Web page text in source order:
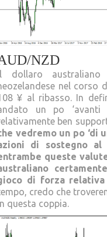
NZD
dollaro
nel corso
¥ al ribasso. In
un po
ben
vedremo un po ‘di
di sostegno
queste
di forza
credo che
questa coppia.